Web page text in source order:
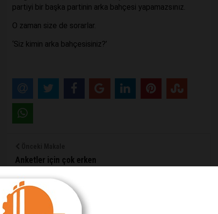
partiyi bir başka partinin arka bahçesi yapamazsınız.
O zaman size de sorarlar.
‘Siz kimin arka bahçesisiniz?’
Anketler için çok erken